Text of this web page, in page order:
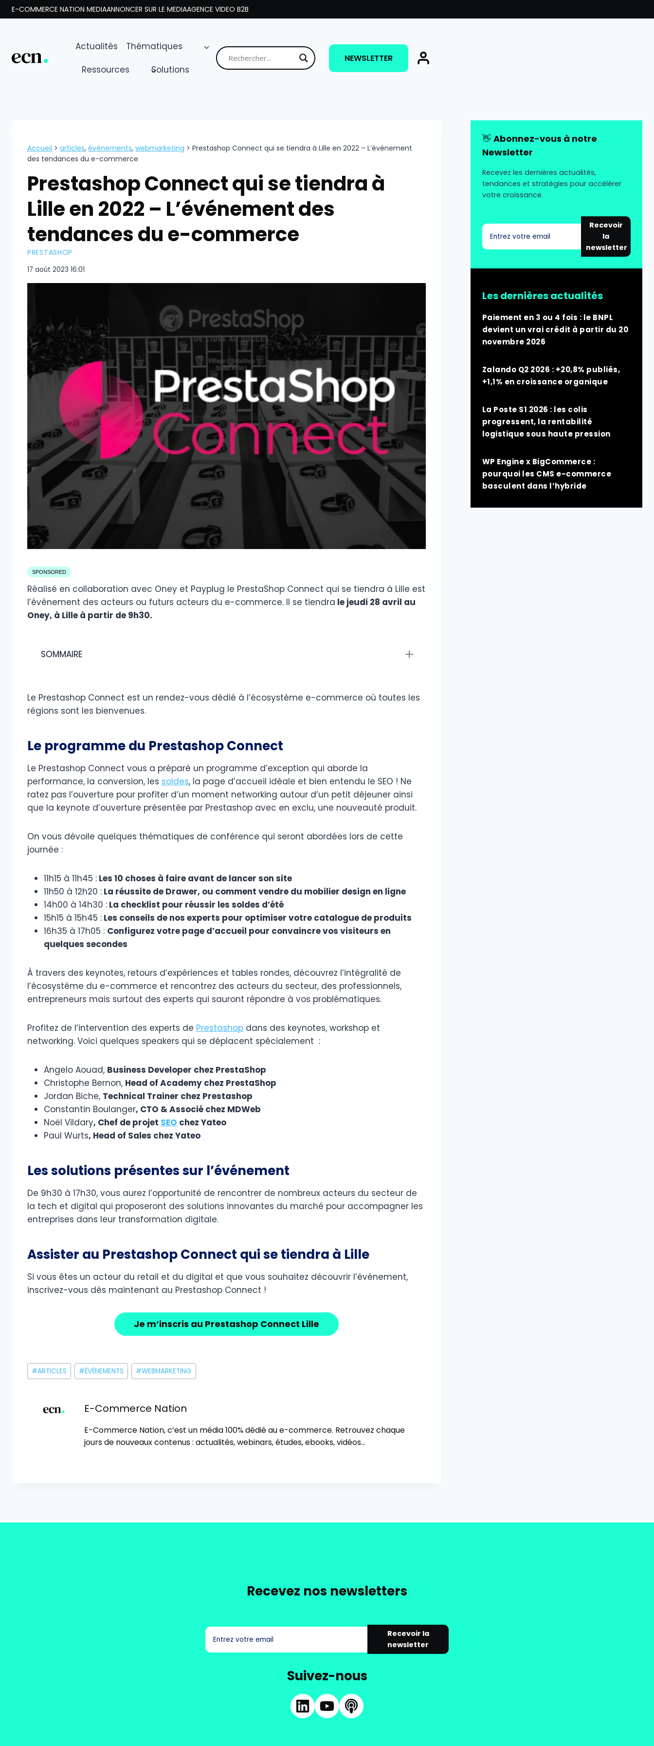
Aller
au
E-COMMERCE NATION MEDIAANNONCER SUR LE MEDIAAGENCE VIDEO B2B
Actualités
Thématiques
Ressources
Solutions
NEWSLETTER
Accueil > articles, événements, webmarketing > Prestashop Connect qui se tiendra à Lille en 2022 – L’événement
des tendances du e-commerce
Prestashop Connect qui se tiendra à
Lille en 2022 – L’événement des
tendances du e-commerce
PRESTASHOP
17 août 2023 16:01
SPONSORED
Réalisé en collaboration avec Oney et Payplug le PrestaShop Connect qui se tiendra à Lille est
l’événement des acteurs ou futurs acteurs du e-commerce. Il se tiendra le jeudi 28 avril au
Oney, à Lille à partir de 9h30.
SOMMAIRE
Le Prestashop Connect est un rendez-vous dédié à l’écosystème e-commerce où toutes les
régions sont les bienvenues.
Le programme du Prestashop Connect
Le Prestashop Connect vous a préparé un programme d’exception qui aborde la
performance, la conversion, les soldes, la page d’accueil idéale et bien entendu le SEO ! Ne
ratez pas l’ouverture pour profiter d’un moment networking autour d’un petit déjeuner ainsi
que la keynote d’ouverture présentée par Prestashop avec en exclu, une nouveauté produit.
On vous dévoile quelques thématiques de conférence qui seront abordées lors de cette
journée :
11h15 à 11h45 : Les 10 choses à faire avant de lancer son site
11h50 à 12h20 : La réussite de Drawer, ou comment vendre du mobilier design en ligne
14h00 à 14h30 : La checklist pour réussir les soldes d’été
15h15 à 15h45 : Les conseils de nos experts pour optimiser votre catalogue de produits
16h35 à 17h05 : Configurez votre page d’accueil pour convaincre vos visiteurs en
quelques secondes
À travers des keynotes, retours d’expériences et tables rondes, découvrez l’intégralité de
l’écosystème du e-commerce et rencontrez des acteurs du secteur, des professionnels,
entrepreneurs mais surtout des experts qui sauront répondre à vos problématiques.
Profitez de l’intervention des experts de Prestashop dans des keynotes, workshop et
networking. Voici quelques speakers qui se déplacent spécialement :
Angelo Aouad, Business Developer chez PrestaShop
Christophe Bernon, Head of Academy chez PrestaShop
Jordan Biche, Technical Trainer chez Prestashop
Constantin Boulanger, CTO & Associé chez MDWeb
Noël Vildary, Chef de projet SEO chez Yateo
Paul Wurts, Head of Sales chez Yateo
Les solutions présentes sur l’événement
De 9h30 à 17h30, vous aurez l’opportunité de rencontrer de nombreux acteurs du secteur de
la tech et digital qui proposeront des solutions innovantes du marché pour accompagner les
entreprises dans leur transformation digitale.
Assister au Prestashop Connect qui se tiendra à Lille
Si vous êtes un acteur du retail et du digital et que vous souhaitez découvrir l’événement,
inscrivez-vous dès maintenant au Prestashop Connect !
Je m’inscris au Prestashop Connect Lille
Étiquettes
de
publication :
#ARTICLES #ÉVÉNEMENTS #WEBMARKETING
E-Commerce Nation
E-Commerce Nation, c’est un média 100% dédié au e-commerce. Retrouvez chaque
jours de nouveaux contenus : actualités, webinars, études, ebooks, vidéos…
👋 Abonnez-vous à notre
Newsletter
Recevez les dernières actualités,
tendances et stratégies pour accélérer
votre croissance.
Recevoir
la
newsletter
Les dernières actualités
Paiement en 3 ou 4 fois : le BNPL
devient un vrai crédit à partir du 20
novembre 2026
Zalando Q2 2026 : +20,8% publiés,
+1,1% en croissance organique
La Poste S1 2026 : les colis
progressent, la rentabilité
logistique sous haute pression
WP Engine x BigCommerce :
pourquoi les CMS e-commerce
basculent dans l’hybride
Recevez nos newsletters
Recevoir la
newsletter
Suivez-nous